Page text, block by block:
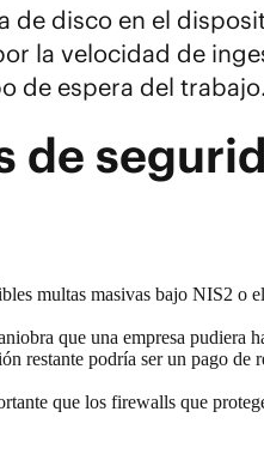
de disco en el
la velocidad de
de espera del trabajo.
de
multas masivas bajo NIS2 o
que una empresa pudiera
restante podría ser un pago de
que los firewalls que